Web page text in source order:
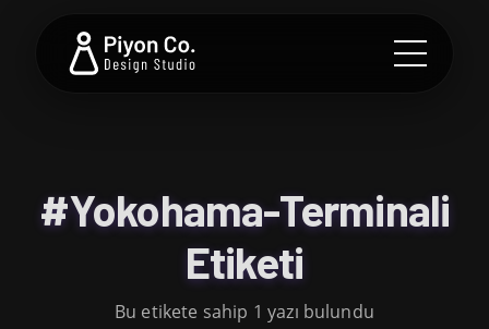
#Yokohama-Terminali
Etiketi
Bu etikete sahip 1 yazı bulundu